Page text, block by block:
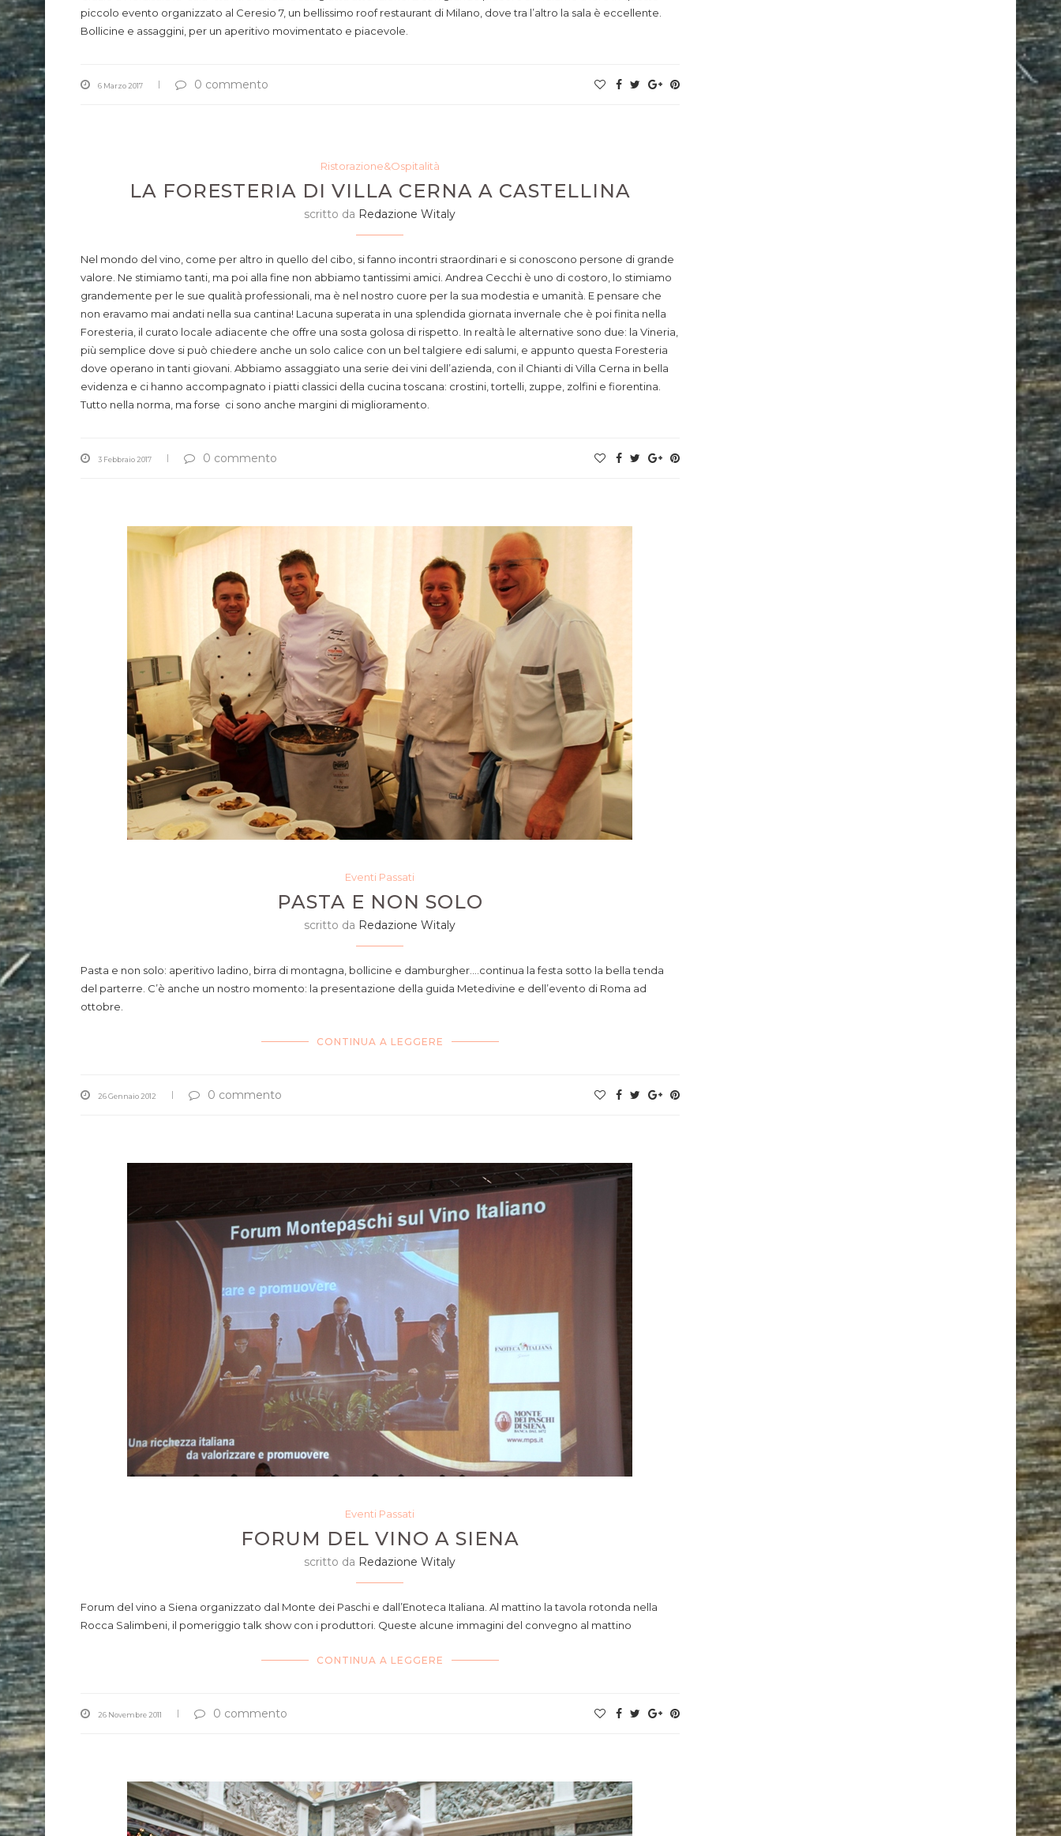
piccolo evento organizzato al Ceresio 7, un bellissimo roof restaurant di Milano, dove tra l’altro la sala è eccellente.
Bollicine e assaggini, per un aperitivo movimentato e piacevole.
6 Marzo 2017 0 commento
Ristorazione&Ospitalità
LA FORESTERIA DI VILLA CERNA A CASTELLINA
scritto da Redazione Witaly
Nel mondo del vino, come per altro in quello del cibo, si fanno incontri straordinari e si conoscono persone di grande
valore. Ne stimiamo tanti, ma poi alla fine non abbiamo tantissimi amici. Andrea Cecchi è uno di costoro, lo stimiamo
grandemente per le sue qualità professionali, ma è nel nostro cuore per la sua modestia e umanità. E pensare che
non eravamo mai andati nella sua cantina! Lacuna superata in una splendida giornata invernale che è poi finita nella
Foresteria, il curato locale adiacente che offre una sosta golosa di rispetto. In realtà le alternative sono due: la Vineria,
più semplice dove si può chiedere anche un solo calice con un bel talgiere edi salumi, e appunto questa Foresteria
dove operano in tanti giovani. Abbiamo assaggiato una serie dei vini dell’azienda, con il Chianti di Villa Cerna in bella
evidenza e ci hanno accompagnato i piatti classici della cucina toscana: crostini, tortelli, zuppe, zolfini e fiorentina.
Tutto nella norma, ma forse ci sono anche margini di miglioramento.
3 Febbraio 2017 0 commento
Eventi Passati
PASTA E NON SOLO
scritto da Redazione Witaly
Pasta e non solo: aperitivo ladino, birra di montagna, bollicine e damburgher….continua la festa sotto la bella tenda
del parterre. C’è anche un nostro momento: la presentazione della guida Metedivine e dell’evento di Roma ad
ottobre.
CONTINUA A LEGGERE
26 Gennaio 2012 0 commento
Eventi Passati
FORUM DEL VINO A SIENA
scritto da Redazione Witaly
Forum del vino a Siena organizzato dal Monte dei Paschi e dall’Enoteca Italiana. Al mattino la tavola rotonda nella
Rocca Salimbeni, il pomeriggio talk show con i produttori. Queste alcune immagini del convegno al mattino
CONTINUA A LEGGERE
26 Novembre 2011 0 commento